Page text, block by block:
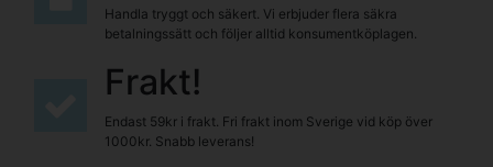
Handla tryggt och säkert. Vi erbjuder flera säkra
betalningssätt och följer alltid konsumentköplagen.
Frakt!
Endast 59kr i frakt. Fri frakt inom Sverige vid köp över
1000kr. Snabb leverans!